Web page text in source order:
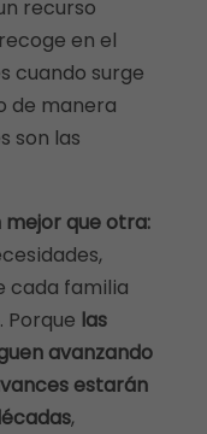
recurso
en el
cuando surge
de manera
son las
que otra:
cada familia
Porque las
avanzando
estarán
,